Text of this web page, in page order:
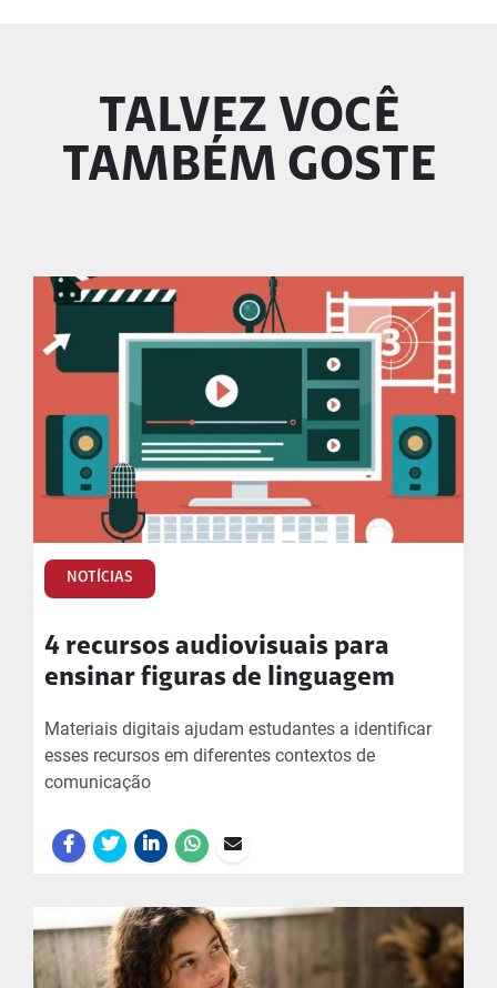
TALVEZ VOCÊ
TAMBÉM GOSTE
NOTÍCIAS
4 recursos audiovisuais para
ensinar figuras de linguagem
Materiais digitais ajudam estudantes a identificar
esses recursos em diferentes contextos de
comunicação